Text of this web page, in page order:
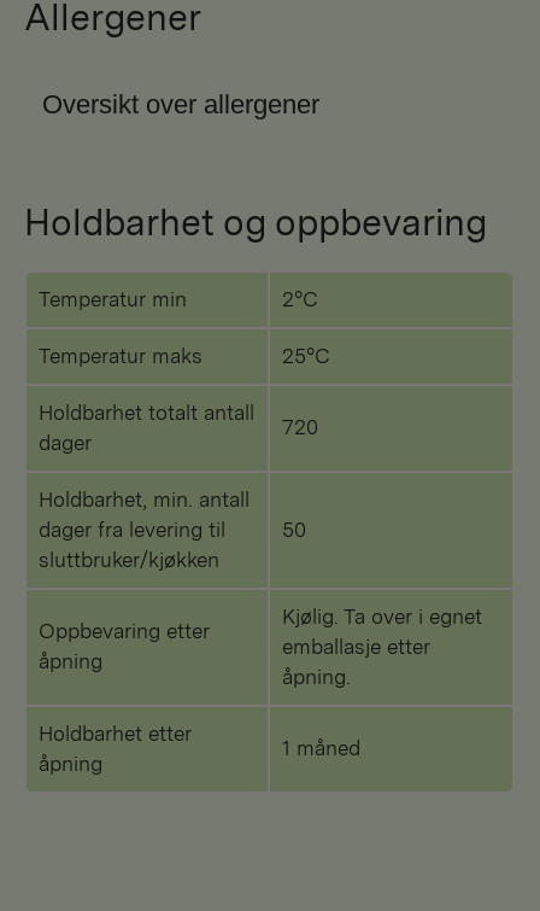
Allergener
Oversikt over allergener
Holdbarhet og oppbevaring
Temperatur min 2°C
Temperatur maks 25°C
Holdbarhet totalt antall
dager
720
Holdbarhet, min. antall
dager fra levering til
sluttbruker/kjøkken
50
Oppbevaring etter
åpning
Kjølig. Ta over i egnet
emballasje etter
åpning.
Holdbarhet etter
åpning
1 måned